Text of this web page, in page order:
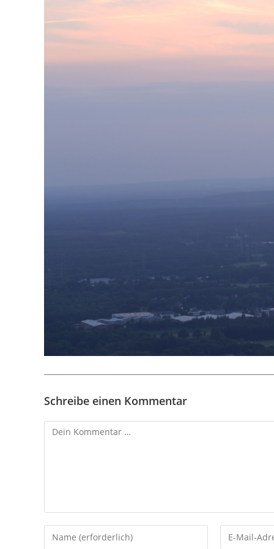
Schreibe einen Kommentar
Kommentar
Gib
Gib